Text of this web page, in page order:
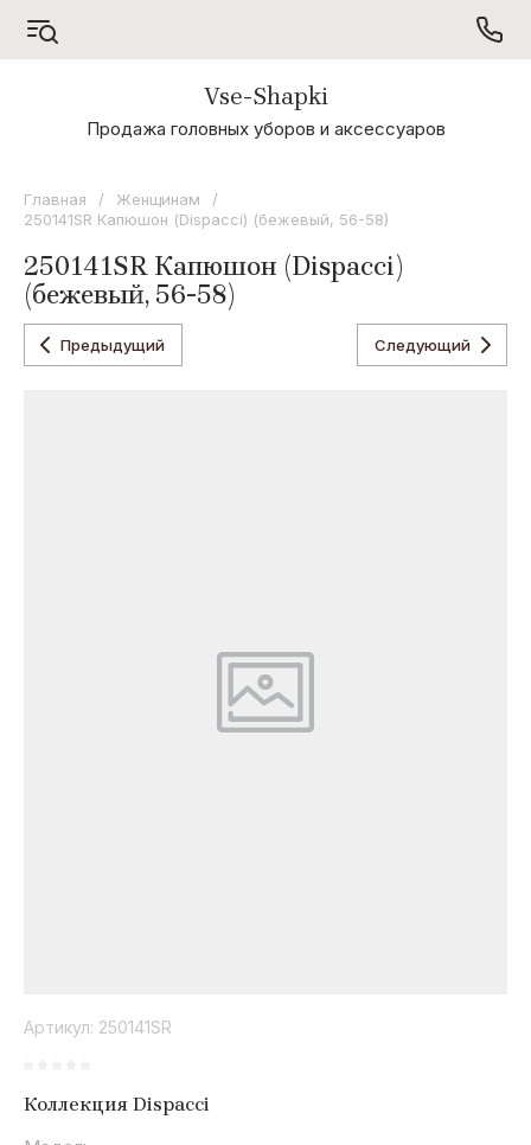
А - Я
Odyssey
Oxygon
Коллекция
Коллекция
Vse-Shapki
Продажа головных уборов и аксессуаров
Главная / Женщинам
/
250141SR Капюшон (Dispacci) (бежевый, 56-58)
250141SR Капюшон (Dispacci)
(бежевый, 56-58)
Предыдущий Следующий
Артикул: 250141SR
Коллекция Dispacci